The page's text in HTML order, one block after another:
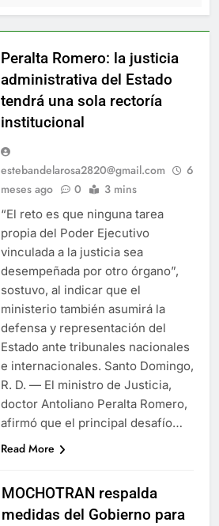
Peralta Romero: la justicia
administrativa del Estado
tendrá una sola rectoría
institucional
estebandelarosa2820@gmail.com
6
meses ago
0 3 mins
“El reto es que ninguna tarea
propia del Poder Ejecutivo
vinculada a la justicia sea
desempeñada por otro órgano”,
sostuvo, al indicar que el
ministerio también asumirá la
defensa y representación del
Estado ante tribunales nacionales
e internacionales. Santo Domingo,
R. D. — El ministro de Justicia,
doctor Antoliano Peralta Romero,
afirmó que el principal desafío…
Read More
MOCHOTRAN respalda
medidas del Gobierno para